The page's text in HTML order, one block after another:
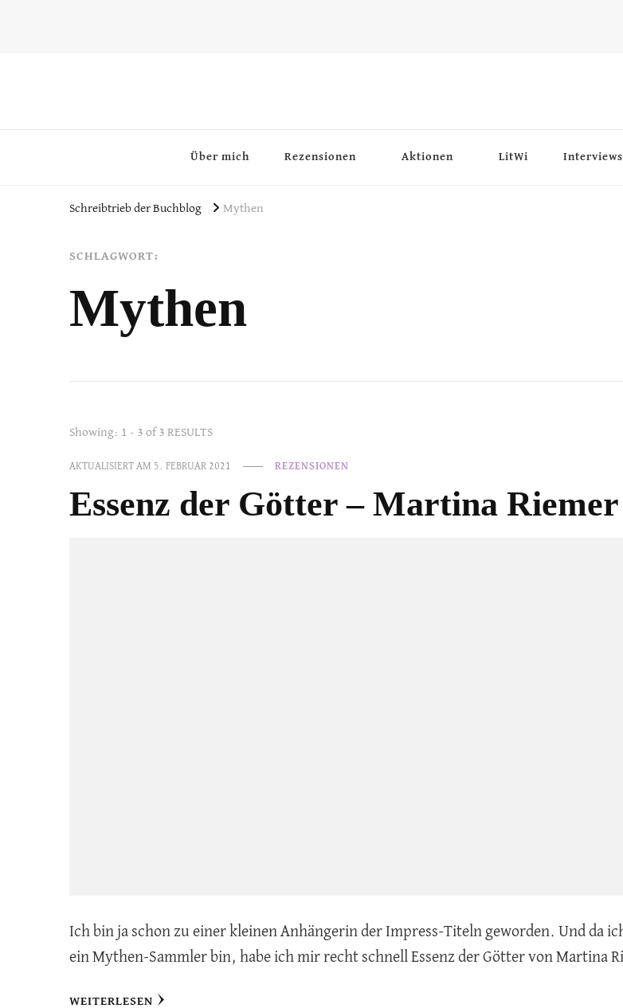
Über mich Rezensionen Aktionen LitWi Interviews
Schreibtrieb der Buchblog Mythen
SCHLAGWORT:
Mythen
Showing: 1 - 3 of 3 RESULTS
AKTUALISIERT AM 5. FEBRUAR 2021 REZENSIONEN
Essenz der Götter – Martina Riemer
Ich bin ja schon zu einer kleinen Anhängerin der Impress-Titeln geworden. Und da
ein Mythen-Sammler bin, habe ich mir recht schnell Essenz der Götter von Martina
WEITERLESEN